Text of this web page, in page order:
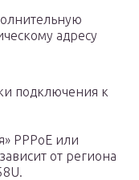
адресу
подключения к
PPPoE или
от региона